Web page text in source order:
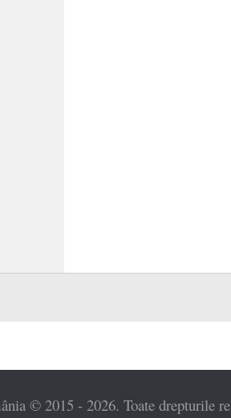
© 2015 - 2026. Toate drepturile